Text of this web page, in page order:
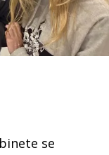
se